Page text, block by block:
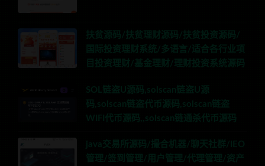
扶贫源码/扶贫理财源码/扶贫投资源码/
国际投资理财系统/多语言/适合各行业项
目投资理财/基金理财/理财投资系统源码
SOL链盗U源码,solscan链盗U源
码,solscan链盗代币源码,solscan链盗
WIFI代币源码,,solscan链通杀代币源码
java交易所源码/撮合机器/聊天社群/IEO
管理/签到管理/用户管理/代理管理/资产